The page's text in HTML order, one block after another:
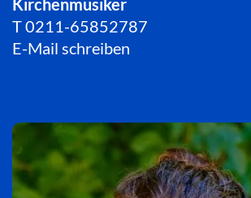
Kirchenmusiker
T0211-65852787
E-Mail schreiben